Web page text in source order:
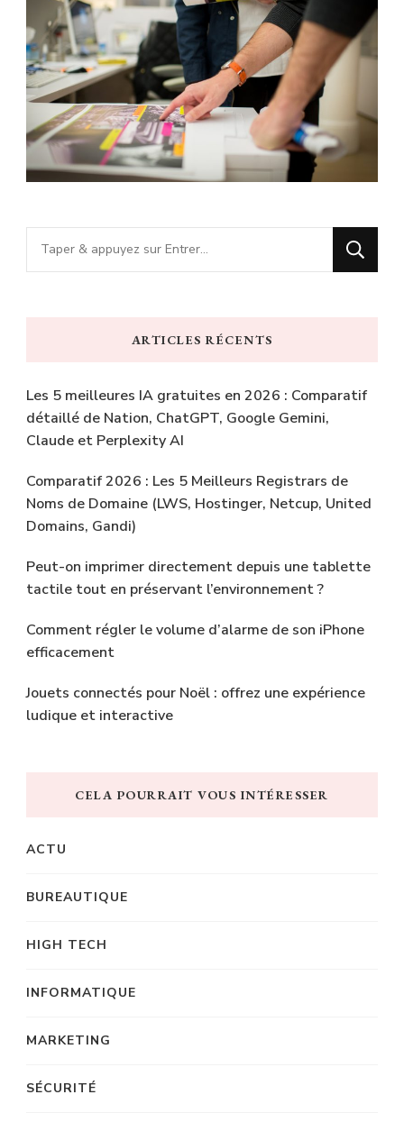
Vous
recherchiez
ARTICLES RÉCENTS
Les 5 meilleures IA gratuites en 2026 : Comparatif
détaillé de Nation, ChatGPT, Google Gemini,
Claude et Perplexity AI
Comparatif 2026 : Les 5 Meilleurs Registrars de
Noms de Domaine (LWS, Hostinger, Netcup, United
Domains, Gandi)
Peut-on imprimer directement depuis une tablette
tactile tout en préservant l’environnement ?
Comment régler le volume d’alarme de son iPhone
efficacement
Jouets connectés pour Noël : offrez une expérience
ludique et interactive
CELA POURRAIT VOUS INTÉRESSER
ACTU
BUREAUTIQUE
HIGH TECH
INFORMATIQUE
MARKETING
SÉCURITÉ